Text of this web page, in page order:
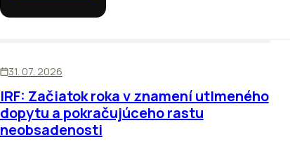
31. 07. 2026
IRF: Začiatok roka v znamení utlmeného
dopytu a pokračujúceho rastu
neobsadenosti